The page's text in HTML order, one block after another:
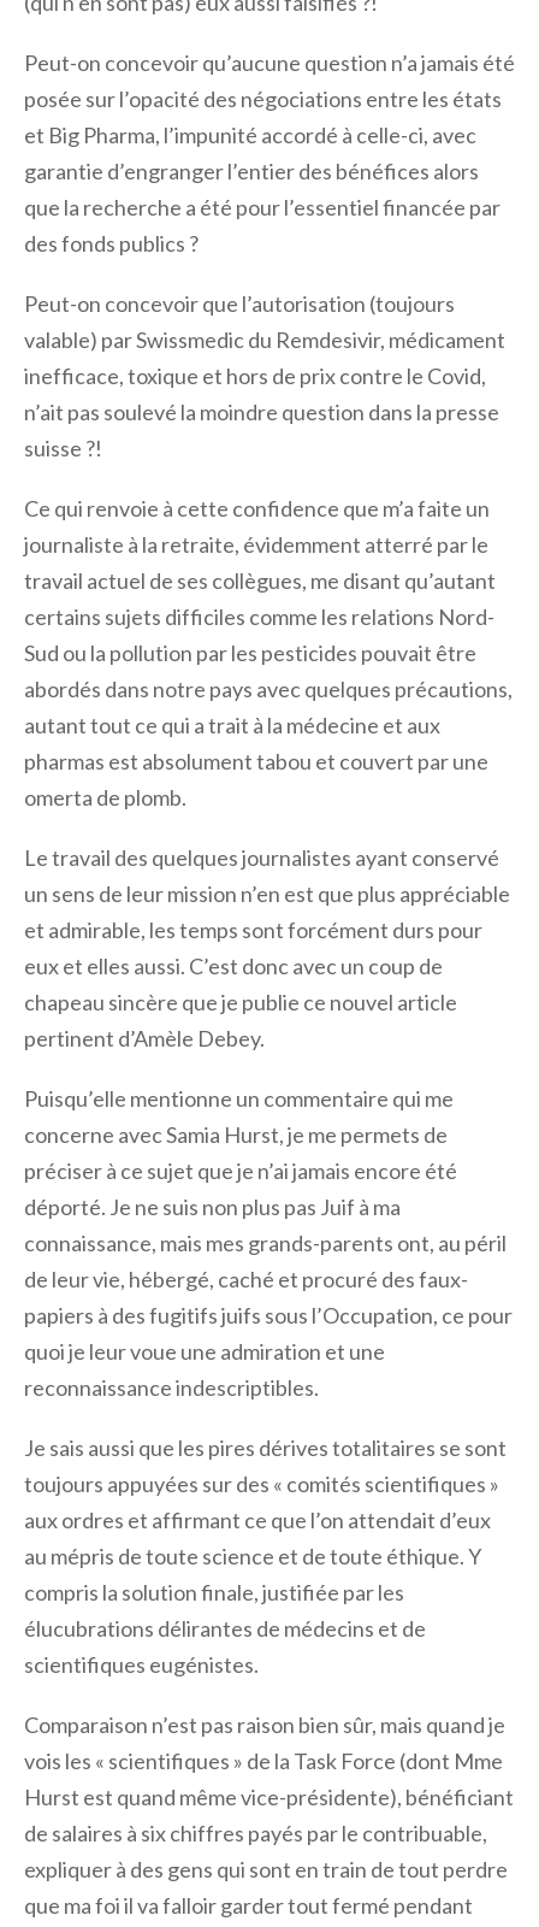
Peut-on concevoir qu’aucune question n’a jamais été
posée sur l’opacité des négociations entre les états
et Big Pharma, l’impunité accordé à celle-ci, avec
garantie d’engranger l’entier des bénéfices alors
que la recherche a été pour l’essentiel financée par
des fonds publics ?
Peut-on concevoir que l’autorisation (toujours
valable) par Swissmedic du Remdesivir, médicament
inefficace, toxique et hors de prix contre le Covid,
n’ait pas soulevé la moindre question dans la presse
suisse ?!
Ce qui renvoie à cette confidence que m’a faite un
journaliste à la retraite, évidemment atterré par le
travail actuel de ses collègues, me disant qu’autant
certains sujets difficiles comme les relations Nord-
Sud ou la pollution par les pesticides pouvait être
abordés dans notre pays avec quelques précautions,
autant tout ce qui a trait à la médecine et aux
pharmas est absolument tabou et couvert par une
omerta de plomb.
Le travail des quelques journalistes ayant conservé
un sens de leur mission n’en est que plus appréciable
et admirable, les temps sont forcément durs pour
eux et elles aussi. C’est donc avec un coup de
chapeau sincère que je publie ce nouvel article
pertinent d’Amèle Debey.
Puisqu’elle mentionne un commentaire qui me
concerne avec Samia Hurst, je me permets de
préciser à ce sujet que je n’ai jamais encore été
déporté. Je ne suis non plus pas Juif à ma
connaissance, mais mes grands-parents ont, au péril
de leur vie, hébergé, caché et procuré des faux-
papiers à des fugitifs juifs sous l’Occupation, ce pour
quoi je leur voue une admiration et une
reconnaissance indescriptibles.
Je sais aussi que les pires dérives totalitaires se sont
toujours appuyées sur des « comités scientifiques »
aux ordres et affirmant ce que l’on attendait d’eux
au mépris de toute science et de toute éthique. Y
compris la solution finale, justifiée par les
élucubrations délirantes de médecins et de
scientifiques eugénistes.
Comparaison n’est pas raison bien sûr, mais quand je
vois les « scientifiques » de la Task Force (dont Mme
Hurst est quand même vice-présidente), bénéficiant
de salaires à six chiffres payés par le contribuable,
expliquer à des gens qui sont en train de tout perdre
que ma foi il va falloir garder tout fermé pendant